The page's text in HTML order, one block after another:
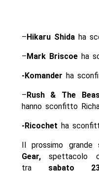
– Hikaru Shidaha
– Mark Briscoeha
-Komander ha
– Rush & The
hanno sconfitto
-Ricochet ha
Il prossimo
Gear,spettacolo
tra sabato